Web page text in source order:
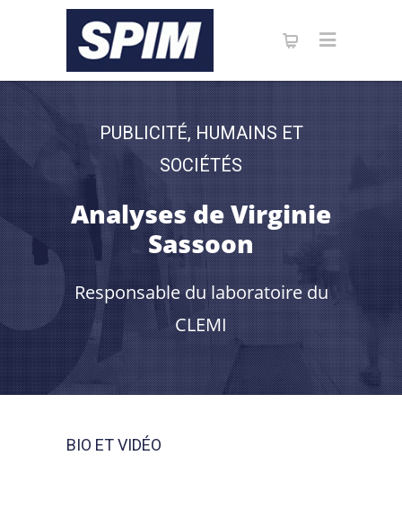
PUBLICITÉ, HUMAINS ET
SOCIÉTÉS
Analyses de Virginie
Sassoon
Responsable du laboratoire du
CLEMI
BIO ET VIDÉO